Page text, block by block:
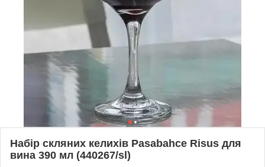
Набір скляних келихів Pasabahce Risus для
вина 390 мл (440267/sl)